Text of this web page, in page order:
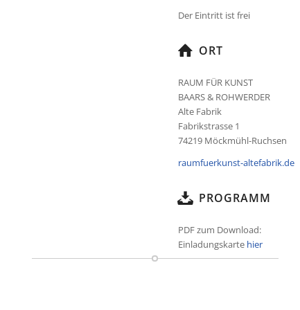
Der Eintritt ist frei
ORT
RAUM FÜR KUNST
BAARS & ROHWERDER
Alte Fabrik
Fabrikstrasse 1
74219 Möckmühl-Ruchsen
raumfuerkunst-altefabrik.de
PROGRAMM
PDF zum Download:
Einladungskarte hier